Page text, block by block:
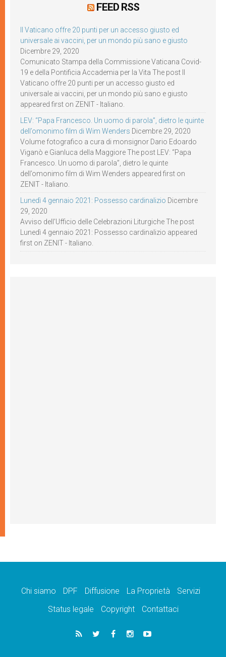
FEED RSS
Il Vaticano offre 20 punti per un accesso giusto ed
universale ai vaccini, per un mondo più sano e giusto
Dicembre 29, 2020
Comunicato Stampa della Commissione Vaticana Covid-
19 e della Pontificia Accademia per la Vita The post Il
Vaticano offre 20 punti per un accesso giusto ed
universale ai vaccini, per un mondo più sano e giusto
appeared first on ZENIT - Italiano.
LEV: “Papa Francesco. Un uomo di parola”, dietro le quinte
dell’omonimo film di Wim Wenders Dicembre 29, 2020
Volume fotografico a cura di monsignor Dario Edoardo
Viganò e Gianluca della Maggiore The post LEV: “Papa
Francesco. Un uomo di parola”, dietro le quinte
dell’omonimo film di Wim Wenders appeared first on
ZENIT - Italiano.
Lunedì 4 gennaio 2021: Possesso cardinalizio Dicembre
29, 2020
Avviso dell’Ufficio delle Celebrazioni Liturgiche The post
Lunedì 4 gennaio 2021: Possesso cardinalizio appeared
first on ZENIT - Italiano.
Chi siamo DPF Diffusione La Proprietà
Servizi
Status legale
Copyright Contattaci